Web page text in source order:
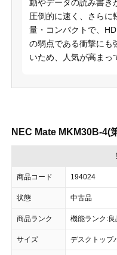
動やデータの読み書き
圧倒的に速く、さらに
量・コンパクトで、
の弱点である衝撃にも
いため、人気が高まっ
NEC Mate MKM30B-4(
商品コード 194024
状態 中古品
商品ランク 機能ランク:
サイズ デスクトッ